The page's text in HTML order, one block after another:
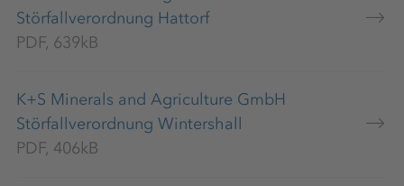
Störfallverordnung Hattorf
PDF, 639kB
K+S Minerals and Agriculture GmbH
Störfallverordnung Wintershall
PDF, 406kB